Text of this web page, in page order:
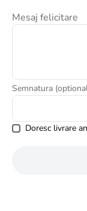
Mesaj felicitare
Semnatura
Doresc livrare
5.
buchet lalele
8
buchet crini
10
crin